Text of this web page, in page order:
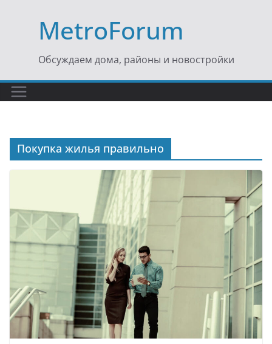
содержимомуMetroForum
Обсуждаем дома, районы и новостройки
Покупка жилья правильно